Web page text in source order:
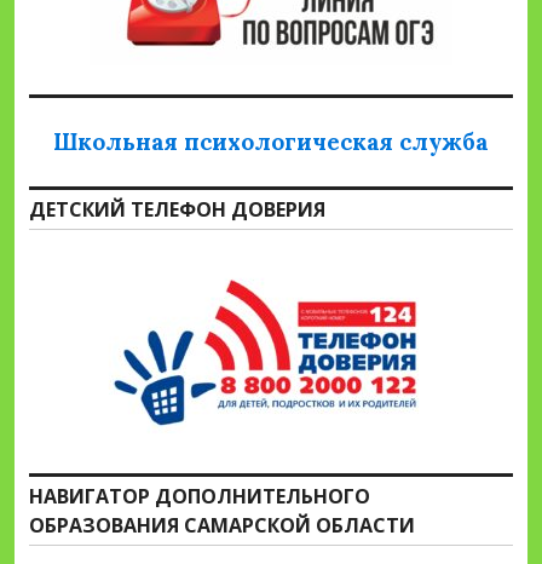
Школьная психологическая служба
ДЕТСКИЙ ТЕЛЕФОН ДОВЕРИЯ
НАВИГАТОР ДОПОЛНИТЕЛЬНОГО
ОБРАЗОВАНИЯ САМАРСКОЙ ОБЛАСТИ